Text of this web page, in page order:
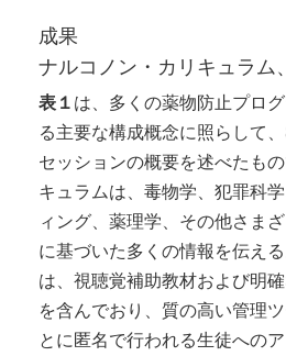
成果
ナルコノン・カリキュラム
表１は、多くの薬物防止プロ
る主要な構成概念に照らして
セッションの概要を述べたも
キュラムは、毒物学、犯罪科
ィング、薬理学、その他さま
に基づいた多くの情報を伝え
は、視聴覚補助教材および明
を含んでおり、質の高い管理
とに匿名で行われる生徒への